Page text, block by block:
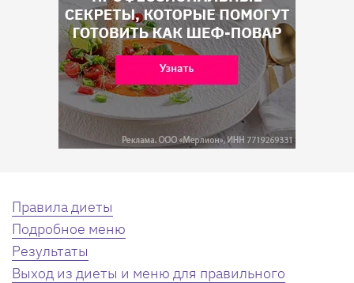
Правила диеты
Подробное меню
Результаты
Выход из диеты и меню для правильного